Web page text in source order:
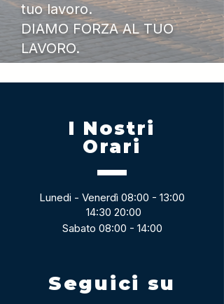
tuo lavoro.
DIAMO FORZA AL TUO
LAVORO.
I Nostri
Orari
Lunedi - Venerdì 08:00 - 13:00
14:30 20:00
Sabato 08:00 - 14:00
Seguici su